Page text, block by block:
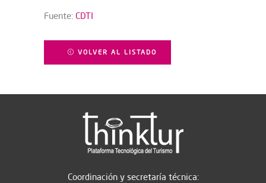
Fuente: CDTI
VOLVER AL LISTADO
Coordinación y secretaría técnica: